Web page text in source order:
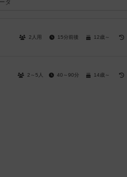
2人用 15分前後 12歳～
2～5人 40～90分 14歳～